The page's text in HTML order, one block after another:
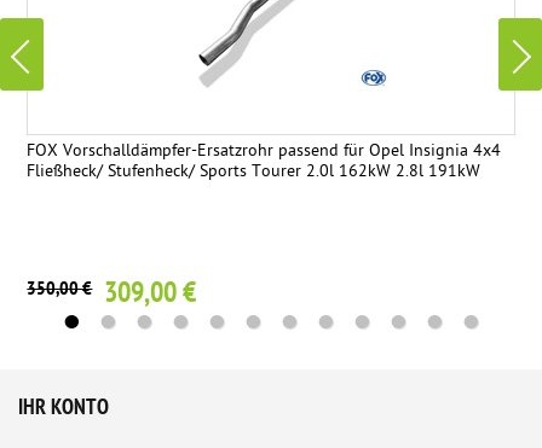
FOX Vorschalldämpfer-Ersatzrohr passend für Opel Insignia 4x4
Fließheck/ Stufenheck/ Sports Tourer 2.0l 162kW 2.8l 191kW
350,00 € 309,00 €
IHR KONTO